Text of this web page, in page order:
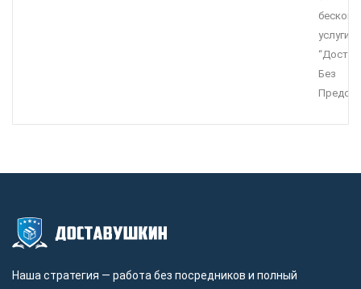
услуги
Без
Наша стратегия — работа без посредников и полный